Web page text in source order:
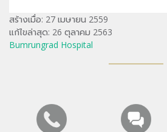
สร้างเมื่อ: 27 เมษายน 2559
แก้ไขล่าสุด: 26 ตุลาคม 2563
Bumrungrad Hospital